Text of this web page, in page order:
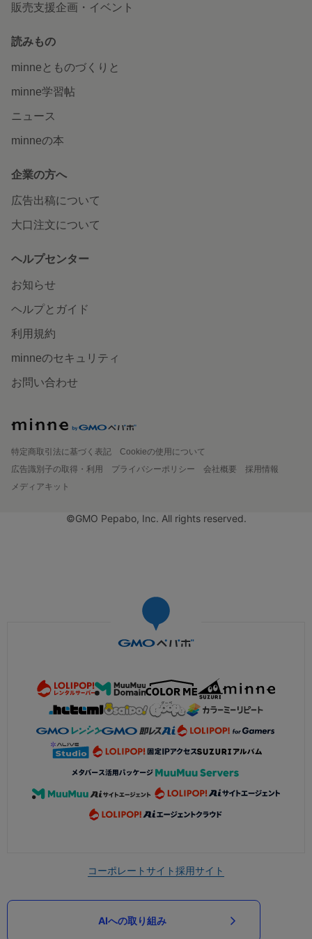
販売支援企画・イベント
読みもの
minneとものづくりと
minne学習帖
ニュース
minneの本
企業の方へ
広告出稿について
大口注文について
ヘルプセンター
お知らせ
ヘルプとガイド
利用規約
minneのセキュリティ
お問い合わせ
特定商取引法に基づく表記
Cookieの使用について
広告識別子の取得・利用
プライバシーポリシー 会社概要
採用情報
メディアキット
©GMO Pepabo, Inc. All rights reserved.
コーポレートサイト採用サイト
AIへの取り組み